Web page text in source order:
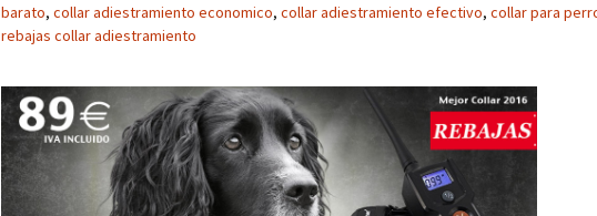
barato, collar adiestramiento economico, collar adiestramiento efectivo, collar para
rebajas collar adiestramiento